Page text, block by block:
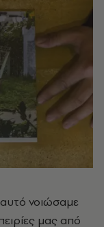
αυτό νοιώσαμε
μας από